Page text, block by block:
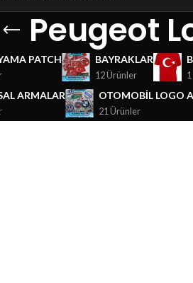
Peugeot
PATCH BAYRAKLAR
12 Ürünler
ARMALAR OTOMOBIL LOGO
21 Ürünler